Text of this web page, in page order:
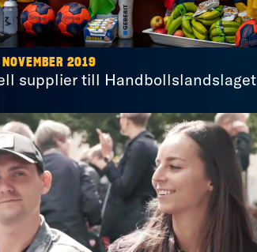
2019
supplier till Handbollslandslaget